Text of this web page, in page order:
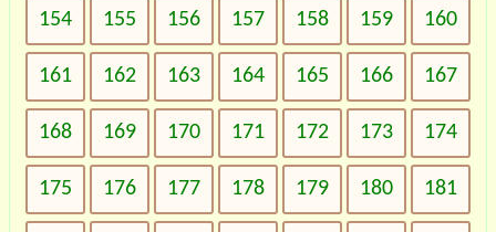
154 155 156 157 158 159 160
161 162 163 164 165 166 167
168 169 170 171 172 173 174
175 176 177 178 179 180 181